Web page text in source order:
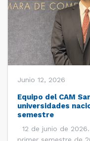
Junio 12, 2026
Equipo del CAM
universidades
semestre
12 de junio de